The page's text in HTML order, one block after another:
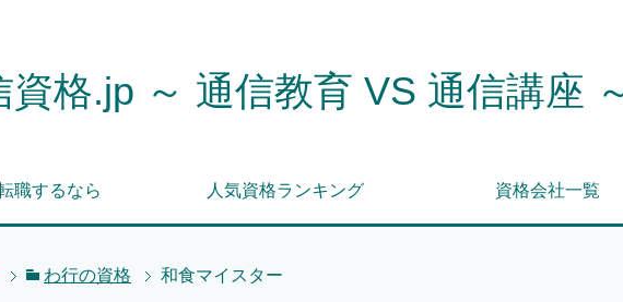
資格.jp ～ 通信教育 VS 通信講座
職するなら 人気資格ランキング 資格会社一覧
わ行の資格 和食マイスター